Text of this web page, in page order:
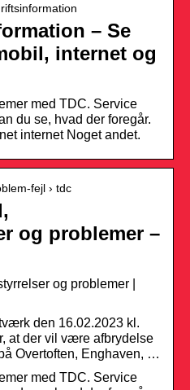
– Se
internet og
med TDC. Service
du se, hvad der foregår.
internet Noget andet.
fejl › tdc
og problemer –
og problemer |
den 16.02.2023 kl.
at der vil være afbrydelse
Overtoften, Enghaven, …
med TDC. Service